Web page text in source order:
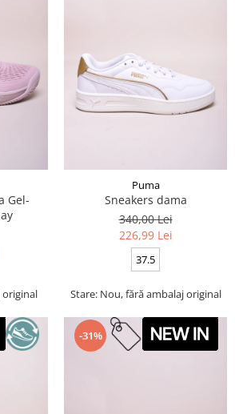
Gel-
original
Puma
Sneakers dama
340,00 Lei
226,99 Lei
37.5
Stare: Nou, fără ambalaj original
-31%